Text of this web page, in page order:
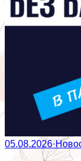
05.08.2026·